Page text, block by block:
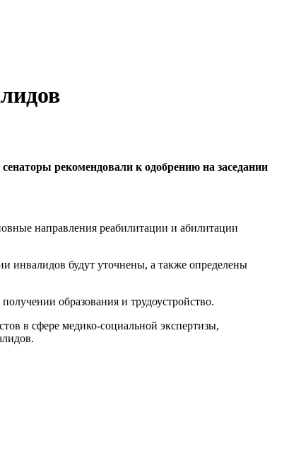
рекомендовали к одобрению на заседании
направления реабилитации и абилитации
инвалидов будут уточнены, а также определены
образования и трудоустройство.
в сфере медико-социальной экспертизы,